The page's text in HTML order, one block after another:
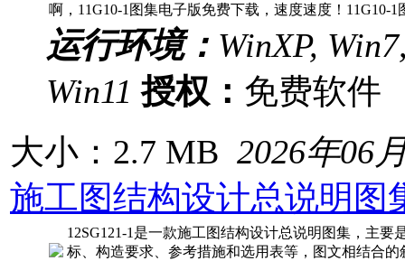
啊，11G10-1图集电子版免费下载，速度速度！11G10-1
运行环境： WinXP,
Win11 授权： 免费软
大小：2.7 MB 2026年06
施工图结构设计总说明图
12SG121-1是一款施工图结构设计总说明图集，主
标、构造要求、参考措施和选用表等，图文相结合